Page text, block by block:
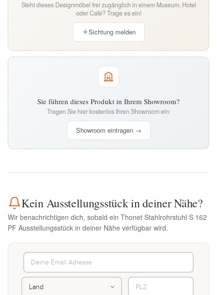
Steht dieses Designmöbel frei zugänglich in einem Museum, Hotel
oder Café? Trage es ein!
Sichtung melden
Sie führen dieses Produkt in Ihrem Showroom?
Tragen Sie hier kostenlos Ihren Showroom ein:
Showroom eintragen →
Kein Ausstellungsstück in deiner Nähe?
Wir benachrichtigen dich, sobald ein Thonet Stahlrohrstuhl S 162
PF Ausstellungsstück in deiner Nähe verfügbar wird.